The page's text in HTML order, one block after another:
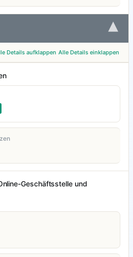
▾
Details aufklappen Alle Details einklappen
Geschäftsstelle und